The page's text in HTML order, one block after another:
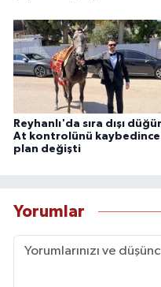
Reyhanlı'da sıra dışı
At kontrolünü kaybedince
plan değişti
Yorumlar